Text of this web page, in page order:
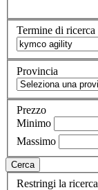
Termine di ricerca
Provincia
Prezzo
Minimo
Massimo
Cerca
Restringi la